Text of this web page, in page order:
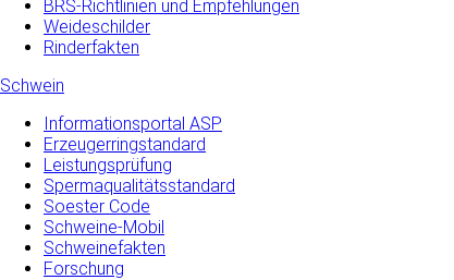
BRS-Richtlinien und Empfehlungen
Weideschilder
Rinderfakten
Schwein
Informationsportal ASP
Erzeugerringstandard
Leistungsprüfung
Spermaqualitätsstandard
Soester Code
Schweine-Mobil
Schweinefakten
Forschung